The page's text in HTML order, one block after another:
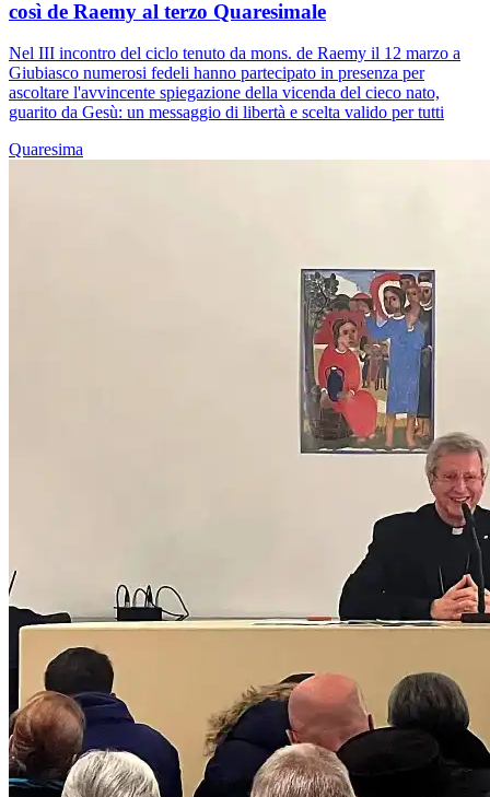
così de Raemy al terzo Quaresimale
Nel III incontro del ciclo tenuto da mons. de Raemy il 12 marzo a
Giubiasco numerosi fedeli hanno partecipato in presenza per
ascoltare l'avvincente spiegazione della vicenda del cieco nato,
guarito da Gesù: un messaggio di libertà e scelta valido per tutti
Quaresima